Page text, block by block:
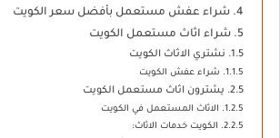
شراء عفش مستعمل بأفضل سعر الكويت
شراء اثاث مستعمل الكويت
نشتري الاثاث الكويت
شراء عفش الكويت
يشترون اثاث مستعمل الكويت
الاثاث المستعمل في الكويت
الكويت خدمات الاثاث: